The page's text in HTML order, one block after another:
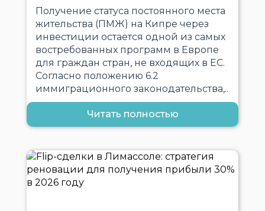
Получение статуса постоянного места
жительства (ПМЖ) на Кипре через
инвестиции остается одной из самых
востребованных программ в Европе
для граждан стран, не входящих в ЕС.
Согласно положению 6.2
иммиграционного законодательства,..
Читать полностью